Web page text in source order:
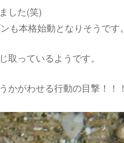
した(笑)
本格始動となりそうです。
っているようです。
かがわせる行動の目撃！！！